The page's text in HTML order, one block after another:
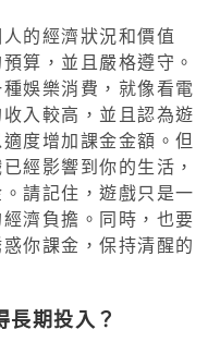
的經濟狀況和價值
算，並且嚴格遵守。
娛樂消費，就像看電
入較高，並且認為遊
度增加課金金額。但
經影響到你的生活，
請記住，遊戲只是一
濟負擔。同時，也要
你課金，保持清醒的
長期投入？